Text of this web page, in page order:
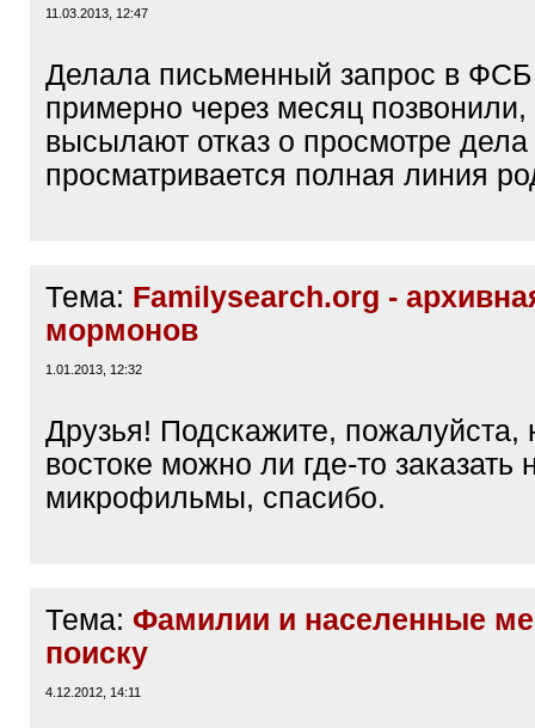
11.03.2013, 12:47
Делала письменный запрос в ФСБ
примерно через месяц позвонили,
высылают отказ о просмотре дела
просматривается полная линия
Тема: Familysearch.org -
мормонов
1.01.2013, 12:32
Друзья! Подскажите, пожалуйста,
востоке можно ли где-то заказать
микрофильмы, спасибо.
Тема: Фамилии и населенные
поиску
4.12.2012, 14:11